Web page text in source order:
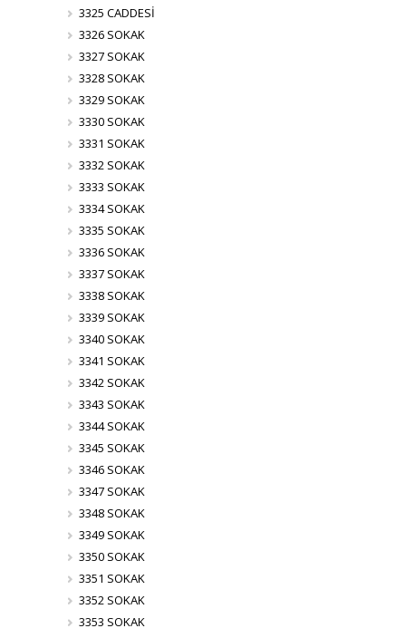
3325 CADDESİ
3326 SOKAK
3327 SOKAK
3328 SOKAK
3329 SOKAK
3330 SOKAK
3331 SOKAK
3332 SOKAK
3333 SOKAK
3334 SOKAK
3335 SOKAK
3336 SOKAK
3337 SOKAK
3338 SOKAK
3339 SOKAK
3340 SOKAK
3341 SOKAK
3342 SOKAK
3343 SOKAK
3344 SOKAK
3345 SOKAK
3346 SOKAK
3347 SOKAK
3348 SOKAK
3349 SOKAK
3350 SOKAK
3351 SOKAK
3352 SOKAK
3353 SOKAK